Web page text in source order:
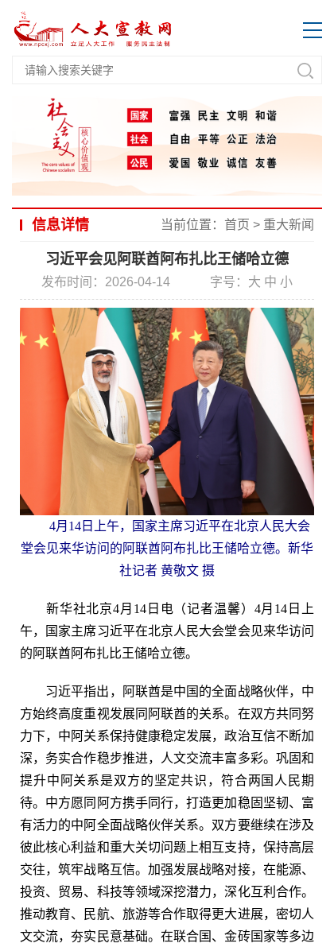
信息详情 当前位置： 首页 > 重大新闻
习近平会见阿联酋阿布扎比王储哈立德
发布时间：2026-04-14 字号： 大 中 小
4月14日上午，国家主席习近平在北京人民大会
堂会见来华访问的阿联酋阿布扎比王储哈立德。新华
社记者 黄敬文 摄
新华社北京4月14日电（记者温馨）4月14日上
午，国家主席习近平在北京人民大会堂会见来华访问
的阿联酋阿布扎比王储哈立德。
习近平指出，阿联酋是中国的全面战略伙伴，中
方始终高度重视发展同阿联酋的关系。在双方共同努
力下，中阿关系保持健康稳定发展，政治互信不断加
深，务实合作稳步推进，人文交流丰富多彩。巩固和
提升中阿关系是双方的坚定共识，符合两国人民期
待。中方愿同阿方携手同行，打造更加稳固坚韧、富
有活力的中阿全面战略伙伴关系。双方要继续在涉及
彼此核心利益和重大关切问题上相互支持，保持高层
交往，筑牢战略互信。加强发展战略对接，在能源、
投资、贸易、科技等领域深挖潜力，深化互利合作。
推动教育、民航、旅游等合作取得更大进展，密切人
文交流，夯实民意基础。在联合国、金砖国家等多边